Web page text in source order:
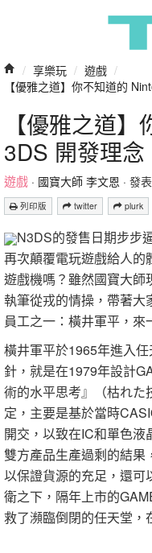
/ 享樂玩 / 遊戲 /
【優雅之道】你不知道的
【優雅之道
3DS 開發理念
遊戲 · 國寶大師 李文恩 · 發
列印版 twitter plurk
N3DS的發售日期步步
再次顛覆電玩遊戲給人的
遊戲機嗎？雖然國寶大師
執筆從戎的情操，帶著大
員工之一：橫井軍平，來
橫井軍平於1965年進入
針，就是在1979年設計
術的水平思考』（枯れた
定，主要是基於當時
開交，以致在IC和單色液
雙方產品生產過剩的結果
以保證貨源的充足，還可
衛之下，隔年上市的
救了瀕臨倒閉的任天堂，